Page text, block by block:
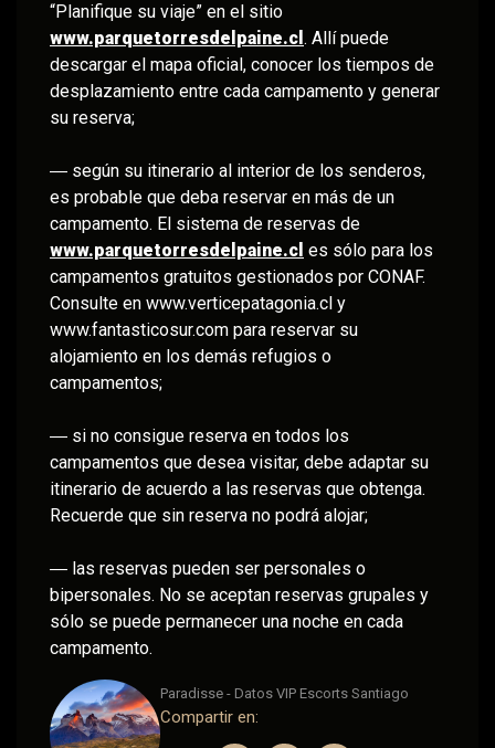
“Planifique su viaje” en el sitio
www.parquetorresdelpaine.cl . Allí puede
descargar el mapa oficial, conocer los tiempos de
desplazamiento entre cada campamento y generar
su reserva;
― según su itinerario al interior de los senderos,
es probable que deba reservar en más de un
campamento. El sistema de reservas de
www.parquetorresdelpaine.cl es sólo para los
campamentos gratuitos gestionados por CONAF.
Consulte en www.verticepatagonia.cl y
www.fantasticosur.com para reservar su
alojamiento en los demás refugios o
campamentos;
― si no consigue reserva en todos los
campamentos que desea visitar, debe adaptar su
itinerario de acuerdo a las reservas que obtenga.
Recuerde que sin reserva no podrá alojar;
― las reservas pueden ser personales o
bipersonales. No se aceptan reservas grupales y
sólo se puede permanecer una noche en cada
campamento.
Paradisse - Datos VIP Escorts Santiago
Compartir en: